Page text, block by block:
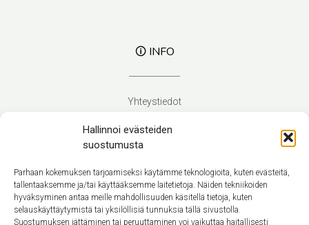
Hallinnoi evästeiden
suostumusta
Parhaan kokemuksen tarjoamiseksi käytämme teknologioita, kuten evästeitä,
tallentaaksemme ja/tai käyttääksemme laitetietoja. Näiden tekniikoiden
hyväksyminen antaa meille mahdollisuuden käsitellä tietoja, kuten
selauskäyttäytymistä tai yksilöllisiä tunnuksia tällä sivustolla.
Suostumuksen jättäminen tai peruuttaminen voi vaikuttaa haitallisesti
🛈 INFO
Yhteystiedot
Toimitusehdot
Tietosuojaseloste
Suomi